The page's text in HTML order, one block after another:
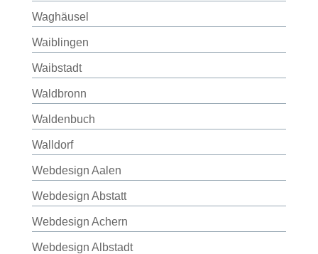
Waghäusel
Waiblingen
Waibstadt
Waldbronn
Waldenbuch
Walldorf
Webdesign Aalen
Webdesign Abstatt
Webdesign Achern
Webdesign Albstadt